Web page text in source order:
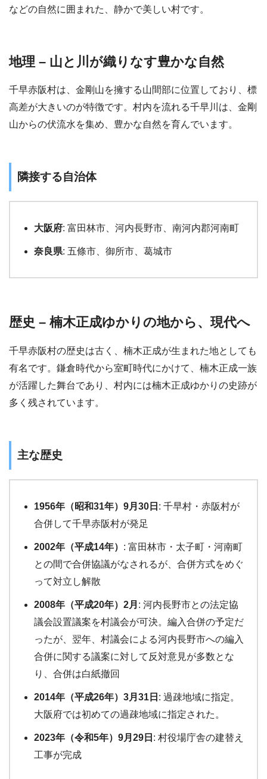
などの自然に囲まれた、静かで美しい村です。
地理 – 山と川が織りなす豊かな自然
千早赤阪村は、金剛山を擁する山間部に位置しており、標
高差が大きいのが特徴です。村内を流れる千早川は、金剛
山からの伏流水を集め、豊かな自然を育んでいます。
隣接する自治体
大阪府: 富田林市、河内長野市、南河内郡河南町
奈良県: 五條市、御所市、葛城市
歴史 – 楠木正成ゆかりの地から、現代へ
千早赤阪村の歴史は古く、楠木正成が生まれた地としても
有名です。鎌倉時代から室町時代にかけて、楠木正成一族
が活躍した舞台であり、村内には楠木正成ゆかりの史跡が
多く残されています。
主な歴史
1956年（昭和31年）9月30日 : 千早村・赤阪村が
合併して千早赤阪村が発足
2002年（平成14年） : 富田林市・太子町・河南町
との間で合併協議がなされるが、合併方式をめぐ
って対立し解散
2008年（平成20年）2月 : 河内長野市との法定協
議会設置議案を村議会が可決。編入合併の予定だ
ったが、翌年、村議会による河内長野市への編入
合併に関する議案に対して反対意見が多数とな
り、合併は白紙撤回
2014年（平成26年）3月31日 : 過疎地域に指定。
大阪府では初めての過疎地域に指定された。
2023年（令和5年）9月29日 : 村役場庁舎の建替え
工事が完成